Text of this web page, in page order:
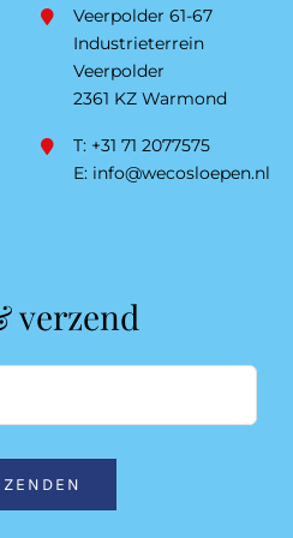
Veerpolder 61-67
Industrieterrein
Veerpolder
2361 KZ Warmond
T: +31 71 2077575
E: info@wecosloepen.nl
verzend